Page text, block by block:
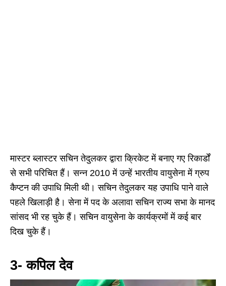
मास्टर ब्लास्टर सचिन तेदुलकर द्वारा क्रिकेट में बनाए गए रिकार्डों
से सभी परिचित हैं। सन्न 2010 में उन्हें भारतीय वायुसेना में ग्रुप
कैप्टन की उपाधि मिली थी। सचिन तेदुलकर यह उपाधि पाने वाले
पहले खिलाड़ी है। सेना में पद के अलावा सचिन राज्य सभा के मानद
सांसद भी रह चुके हैं। सचिन वायुसेना के कार्यक्रमों में कई बार
दिख चुके हैं।
3- कपिल देव